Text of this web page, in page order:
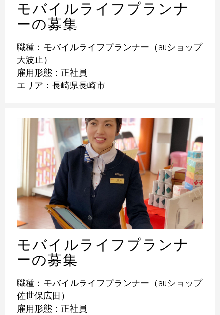
モバイルライフプランナ
ーの募集
職種：モバイルライフプランナー（auショップ
大波止）
雇用形態：正社員
エリア：長崎県長崎市
モバイルライフプランナ
ーの募集
職種：モバイルライフプランナー（auショップ
佐世保広田）
雇用形態：正社員